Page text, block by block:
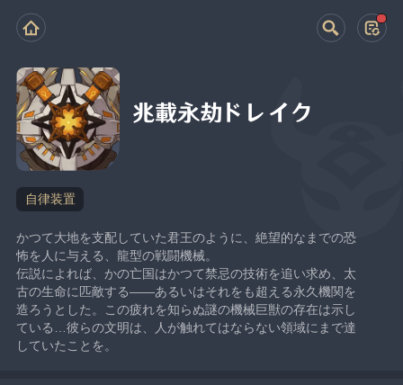
兆載永劫ドレイク
自律装置
かつて大地を支配していた君王のように、絶望的なまでの恐
怖を人に与える、龍型の戦闘機械。
伝説によれば、かの亡国はかつて禁忌の技術を追い求め、太
古の生命に匹敵する——あるいはそれをも超える永久機関を
造ろうとした。この疲れを知らぬ謎の機械巨獣の存在は示し
ている…彼らの文明は、人が触れてはならない領域にまで達
していたことを。